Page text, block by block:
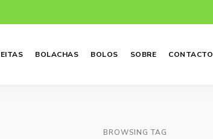
BOLACHAS BOLOS SOBRE CONTACTO
BROWSING TAG